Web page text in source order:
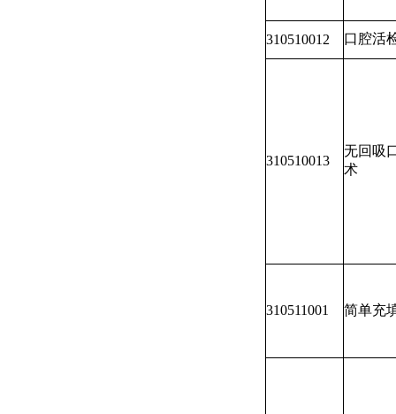
310510012 口腔活
310510013
无回吸
术
310511001 简单充